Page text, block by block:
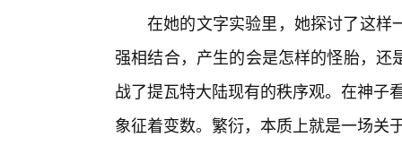
在她的文字实验里，她探讨了这样
强相结合，产生的会是怎样的怪胎，
战了提瓦特大陆现有的秩序观。在神子
象征着变数。繁衍，本质上就是一场关